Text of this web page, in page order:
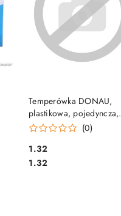
Temperówka DONAU,
plastikowa, pojedyncza,
mała okrągła, mix
(0)
Cena:
1.32
Cena:
1.32
DO KOSZYKA